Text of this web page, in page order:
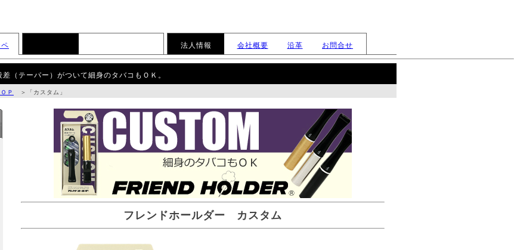
法人情報 会社概要 沿革 お問合せ
（テーパー）がついて細身のタバコもＯＫ。
Ｐ ＞「カスタム」
フレンドホールダー カスタム